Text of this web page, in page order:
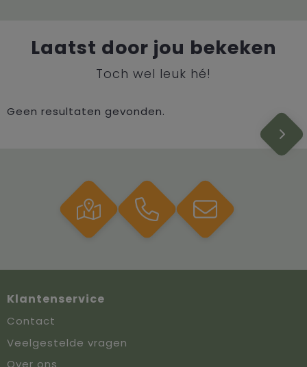
Laatst door jou bekeken
Toch wel leuk hé!
Geen resultaten gevonden.
Klantenservice
Contact
Veelgestelde vragen
Over ons